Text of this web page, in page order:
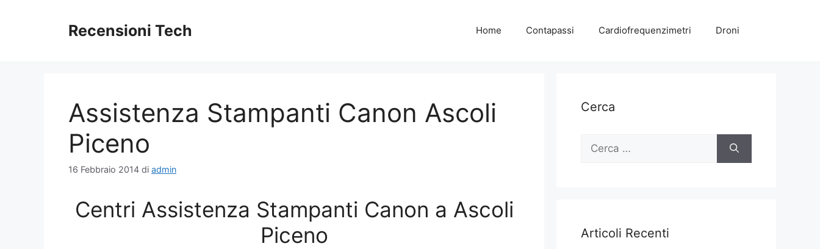
Recensioni Tech Home Contapassi Cardiofrequenzimetri Droni
Assistenza Stampanti Canon Ascoli
Piceno
16 Febbraio 2014 di admin
Centri Assistenza Stampanti Canon a Ascoli
Piceno
Cerca
Ricerca
Articoli Recenti